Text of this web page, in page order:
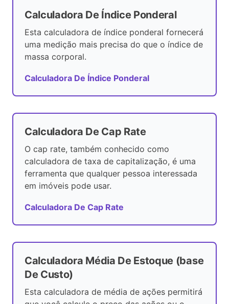
Calculadora De Índice Ponderal
Esta calculadora de índice ponderal fornecerá
uma medição mais precisa do que o índice de
massa corporal.
Calculadora De Índice Ponderal
Calculadora De Cap Rate
O cap rate, também conhecido como
calculadora de taxa de capitalização, é uma
ferramenta que qualquer pessoa interessada
em imóveis pode usar.
Calculadora De Cap Rate
Calculadora Média De Estoque (base
De Custo)
Esta calculadora de média de ações permitirá